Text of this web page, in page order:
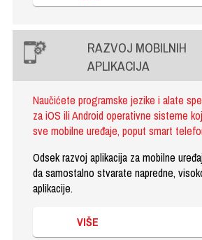
RAZVOJ MOBILNIH
APLIKACIJA
Naučićete programske jezike i alate
za iOS ili Android operativne sisteme
sve mobilne uređaje, poput smart
Odsek razvoj aplikacija za mobilne
da samostalno stvarate napredne,
aplikacije.
VIŠE